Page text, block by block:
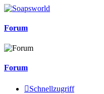
Forum
Forum
Schnellzugriff